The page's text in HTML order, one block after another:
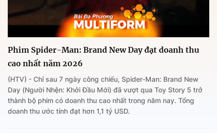
Phim Spider-Man: Brand New Day đạt doanh thu
cao nhất năm 2026
(HTV) - Chỉ sau 7 ngày công chiếu, Spider-Man: Brand New
Day (Người Nhện: Khởi Đầu Mới) đã vượt qua Toy Story 5 trở
thành bộ phim có doanh thu cao nhất trong năm nay. Tổng
doanh thu ước tính đạt hơn 1,1 tỷ USD.